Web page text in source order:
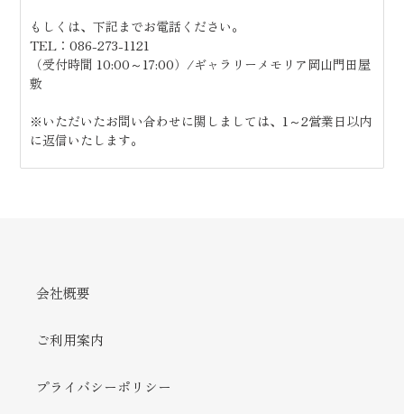
もしくは、下記までお電話ください。
TEL： 086-273-1121
（受付時間 10:00～17:00）/ギャラリーメモリア岡山門田屋
敷
※いただいたお問い合わせに関しましては、1～2営業日以内
に返信いたします。
会社概要
ご利用案内
プライバシーポリシー